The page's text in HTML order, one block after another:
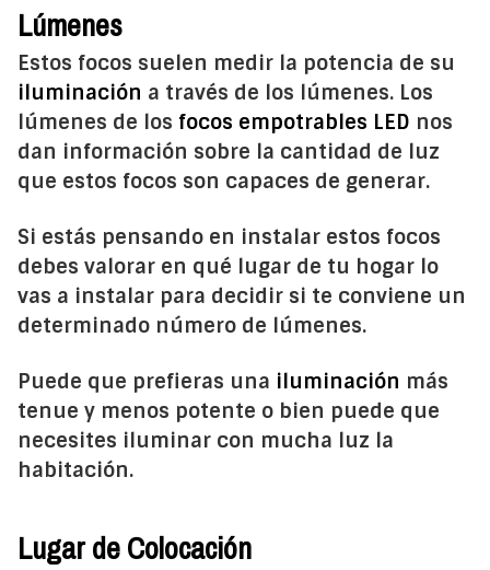
Lúmenes
Estos focos suelen medir la potencia de su
iluminación a través de los lúmenes. Los
lúmenes de los focos empotrables LED nos
dan información sobre la cantidad de luz
que estos focos son capaces de generar.
Si estás pensando en instalar estos focos
debes valorar en qué lugar de tu hogar lo
vas a instalar para decidir si te conviene un
determinado número de lúmenes.
Puede que prefieras una iluminación más
tenue y menos potente o bien puede que
necesites iluminar con mucha luz la
habitación.
Lugar de Colocación